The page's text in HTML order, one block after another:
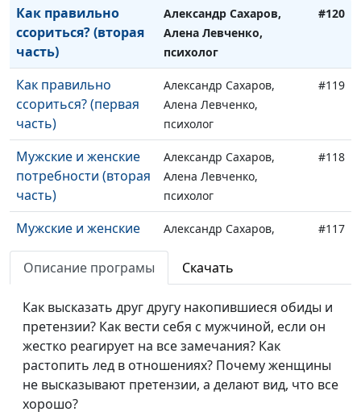
Как правильно
ссориться? (вторая
часть)
Александр Сахаров,
Алена Левченко,
психолог
#120
Как правильно
ссориться? (первая
часть)
Александр Сахаров,
Алена Левченко,
психолог
#119
Мужские и женские
потребности (вторая
часть)
Александр Сахаров,
Алена Левченко,
психолог
#118
Мужские и женские
потребности
(первая часть)
Александр Сахаров,
Алена Левченко,
психолог
#117
Мужчина и
женщина: как
понимать друг
Алена Левченко,
Как понять
женщину?
Александр Сахаров,
#115
Описание програмы Скачать
Как высказать друг другу накопившиеся обиды и
претензии? Как вести себя с мужчиной, если он
жестко реагирует на все замечания? Как
растопить лед в отношениях? Почему женщины
не высказывают претензии, а делают вид, что все
хорошо?